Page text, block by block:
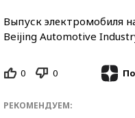
Выпуск электромобиля
Beijing Automotive
0 0
РЕКОМЕНДУЕМ: